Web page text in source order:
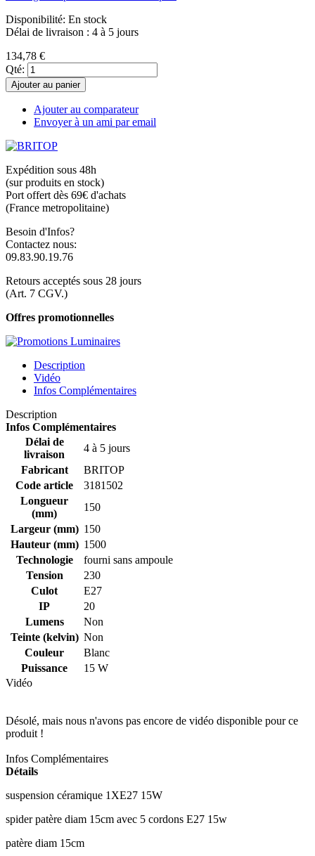
Disponibilité: En stock
Délai de livraison : 4 à 5 jours
134,78 €
Qté:
Ajouter au panier
Ajouter au comparateur
Envoyer à un ami par email
Expédition sous 48h
(sur produits en stock)
Port offert dès 69€ d'achats
(France metropolitaine)
Besoin d'Infos?
Contactez nous:
09.83.90.19.76
Retours acceptés sous 28 jours
(Art. 7 CGV.)
Offres promotionnelles
Description
Vidéo
Infos Complémentaires
Description
Infos Complémentaires
Délai de
livraison
4 à 5 jours
Fabricant
BRITOP
Code article
3181502
Longueur
(mm)
150
Largeur (mm) 150
Hauteur (mm) 1500
Technologie
fourni sans ampoule
Tension
230
Culot
E27
IP
20
Lumens
Non
Teinte (kelvin) Non
Couleur
Blanc
Puissance
15 W
Vidéo
Désolé, mais nous n'avons pas encore de vidéo disponible pour ce
produit !
Infos Complémentaires
Détails
suspension céramique 1XE27 15W
spider patère diam 15cm avec 5 cordons E27 15w
patère diam 15cm